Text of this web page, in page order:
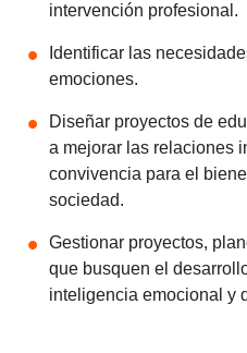
intervención profesional.
Identificar las
emociones.
Diseñar proyectos de
a mejorar las relaciones
convivencia para el
sociedad.
Gestionar proyectos,
que busquen el
inteligencia emocional y